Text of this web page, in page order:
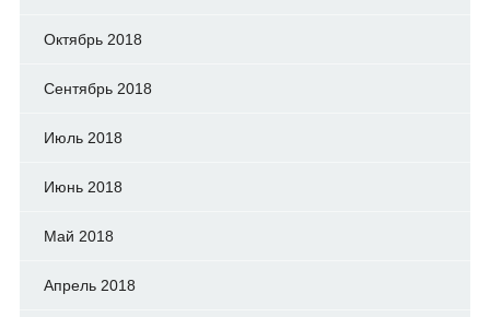
Октябрь 2018
Сентябрь 2018
Июль 2018
Июнь 2018
Май 2018
Апрель 2018